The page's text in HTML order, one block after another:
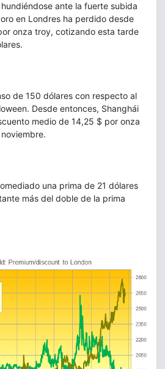
ante la fuerte subida
en Londres ha perdido desde
onza troy, cotizando esta tarde
de 150 dólares con respecto al
Desde entonces, Shanghái
medio de 14,25 $ por onza
una prima de 21 dólares
más del doble de la prima